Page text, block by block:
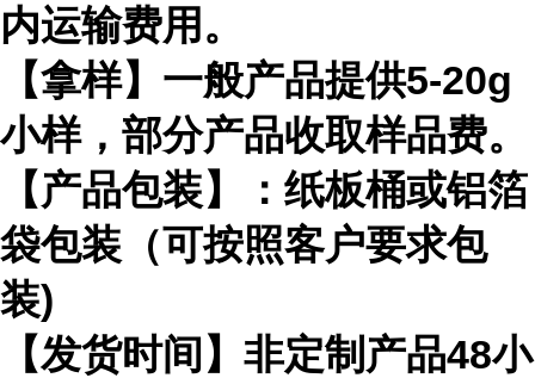
内运输费用。
【拿样】一般产品提供5-20g
小样，部分产品收取样品费。
【产品包装】：纸板桶或铝箔
袋包装（可按照客户要求包
装)
【发货时间】非定制产品48小